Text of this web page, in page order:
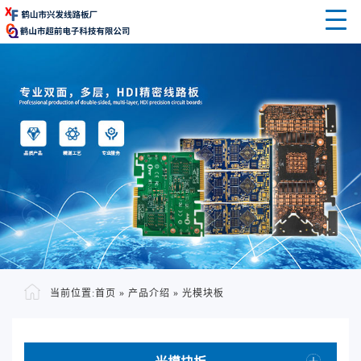
当前位置:首页 » 产品介绍 » 光模块板